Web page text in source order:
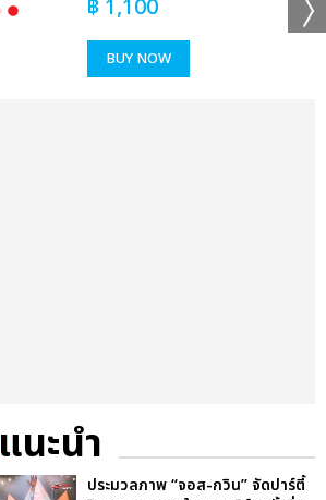
฿ 1,100
BUY NOW
แนะนำ
ประมวลภาพ “จอส-กวิน” จัดปาร์ตี้